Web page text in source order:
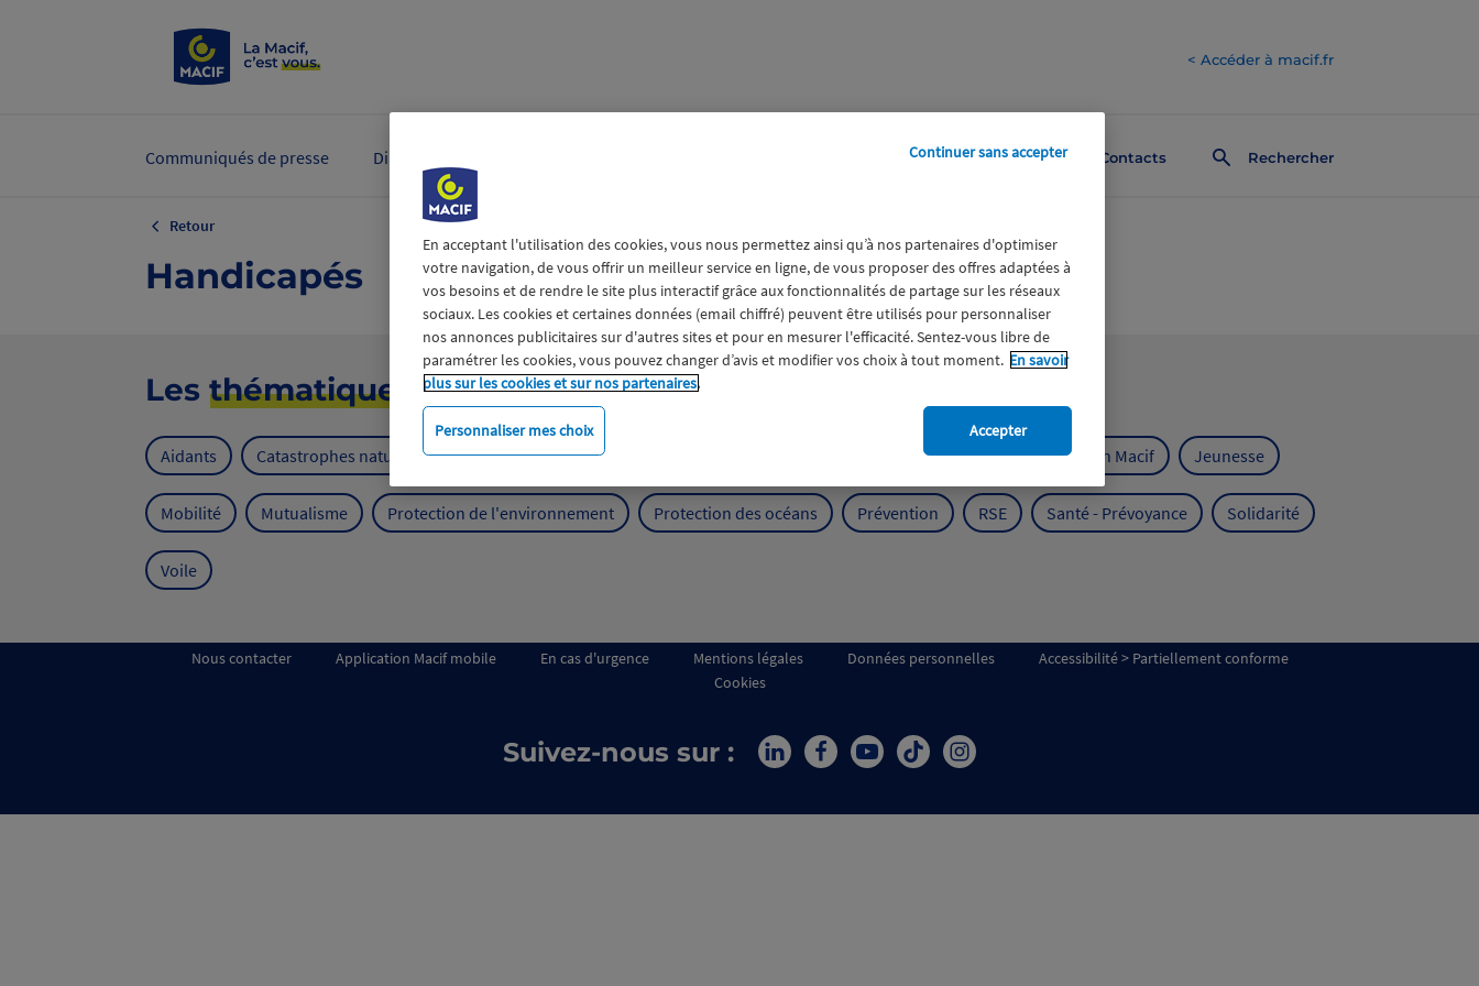
< Accéder à macif.fr
Contacts Rechercher
Communiqués de presse Dirigeants et experts
Retour
Handicapés
Les thématiques
Aidants Catastrophes naturelles Climat Engagement Expérience clients Fondation Macif Jeunesse
Mobilité Mutualisme Protection de l'environnement Protection des océans Prévention RSE Santé - Prévoyance Solidarité
Voile
Nous contacter Application Macif mobile En cas d'urgence Mentions légales Données personnelles
Accessibilité > Partiellement conforme
Cookies
Suivez-nous sur :
En acceptant l'utilisation des cookies, vous nous permettez ainsi qu’à nos partenaires d'optimiser
votre navigation, de vous offrir un meilleur service en ligne, de vous proposer des offres adaptées à
vos besoins et de rendre le site plus interactif grâce aux fonctionnalités de partage sur les réseaux
sociaux. Les cookies et certaines données (email chiffré) peuvent être utilisés pour personnaliser
nos annonces publicitaires sur d'autres sites et pour en mesurer l'efficacité. Sentez-vous libre de
paramétrer les cookies, vous pouvez changer d’avis et modifier vos choix à tout moment. En savoir
plus sur les cookies et sur nos partenaires.
Personnaliser mes choix
Continuer sans accepter
Accepter